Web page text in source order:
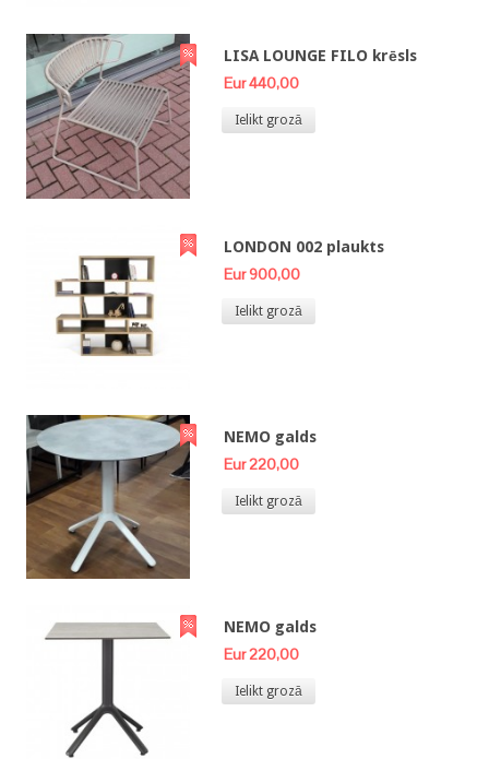
LISA LOUNGE FILO krēsls
Eur 440,00
Ielikt grozā
LONDON 002 plaukts
Eur 900,00
Ielikt grozā
NEMO galds
Eur 220,00
Ielikt grozā
NEMO galds
Eur 220,00
Ielikt grozā